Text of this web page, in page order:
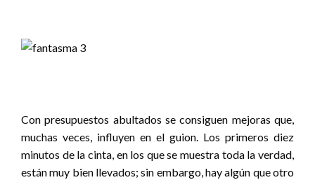
Con presupuestos abultados se consiguen mejoras que,
muchas veces, influyen en el guion. Los primeros diez
minutos de la cinta, en los que se muestra toda la verdad,
están muy bien llevados; sin embargo, hay algún que otro